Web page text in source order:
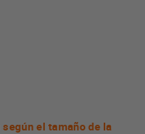
según el tamaño de la